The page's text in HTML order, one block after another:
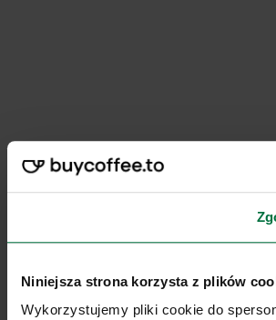
Niniejsza strona korzysta z plików
Wykorzystujemy pliki cookie do